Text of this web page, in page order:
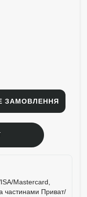
ЗАМОВЛЕННЯ
Mastercard,
частинами Приват/